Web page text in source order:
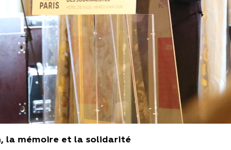
la mémoire et la solidarité